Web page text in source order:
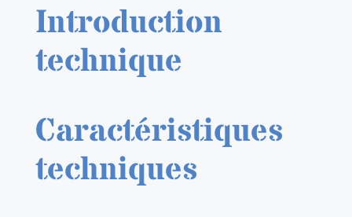
Su-
27UB
for
G.W.H
1/48
Introduction
technique
Caractéristiques
techniques